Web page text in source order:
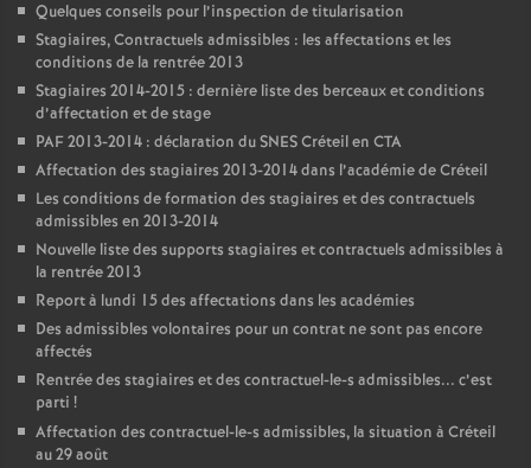
Quelques conseils pour l’inspection de titularisation
Stagiaires, Contractuels admissibles : les affectations et les
conditions de la rentrée 2013
Stagiaires 2014-2015 : dernière liste des berceaux et conditions
d’affectation et de stage
PAF2013-2014 : déclaration duSNESCréteil en CTA
Affectation des stagiaires 2013-2014 dans l’académie de Créteil
Les conditions de formation des stagiaires et des contractuels
admissibles en 2013-2014
Nouvelle liste des supports stagiaires et contractuels admissibles à
la rentrée 2013
Report à lundi 15 des affectations dans les académies
Des admissibles volontaires pour un contrat ne sont pas encore
affectés
Rentrée des stagiaires et des contractuel-le-s admissibles... c’est
parti !
Affectation des contractuel-le-s admissibles, la situation à Créteil
au 29 août